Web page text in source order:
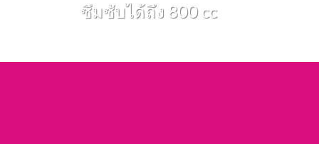
ซึมซับได้ถึง 800 cc